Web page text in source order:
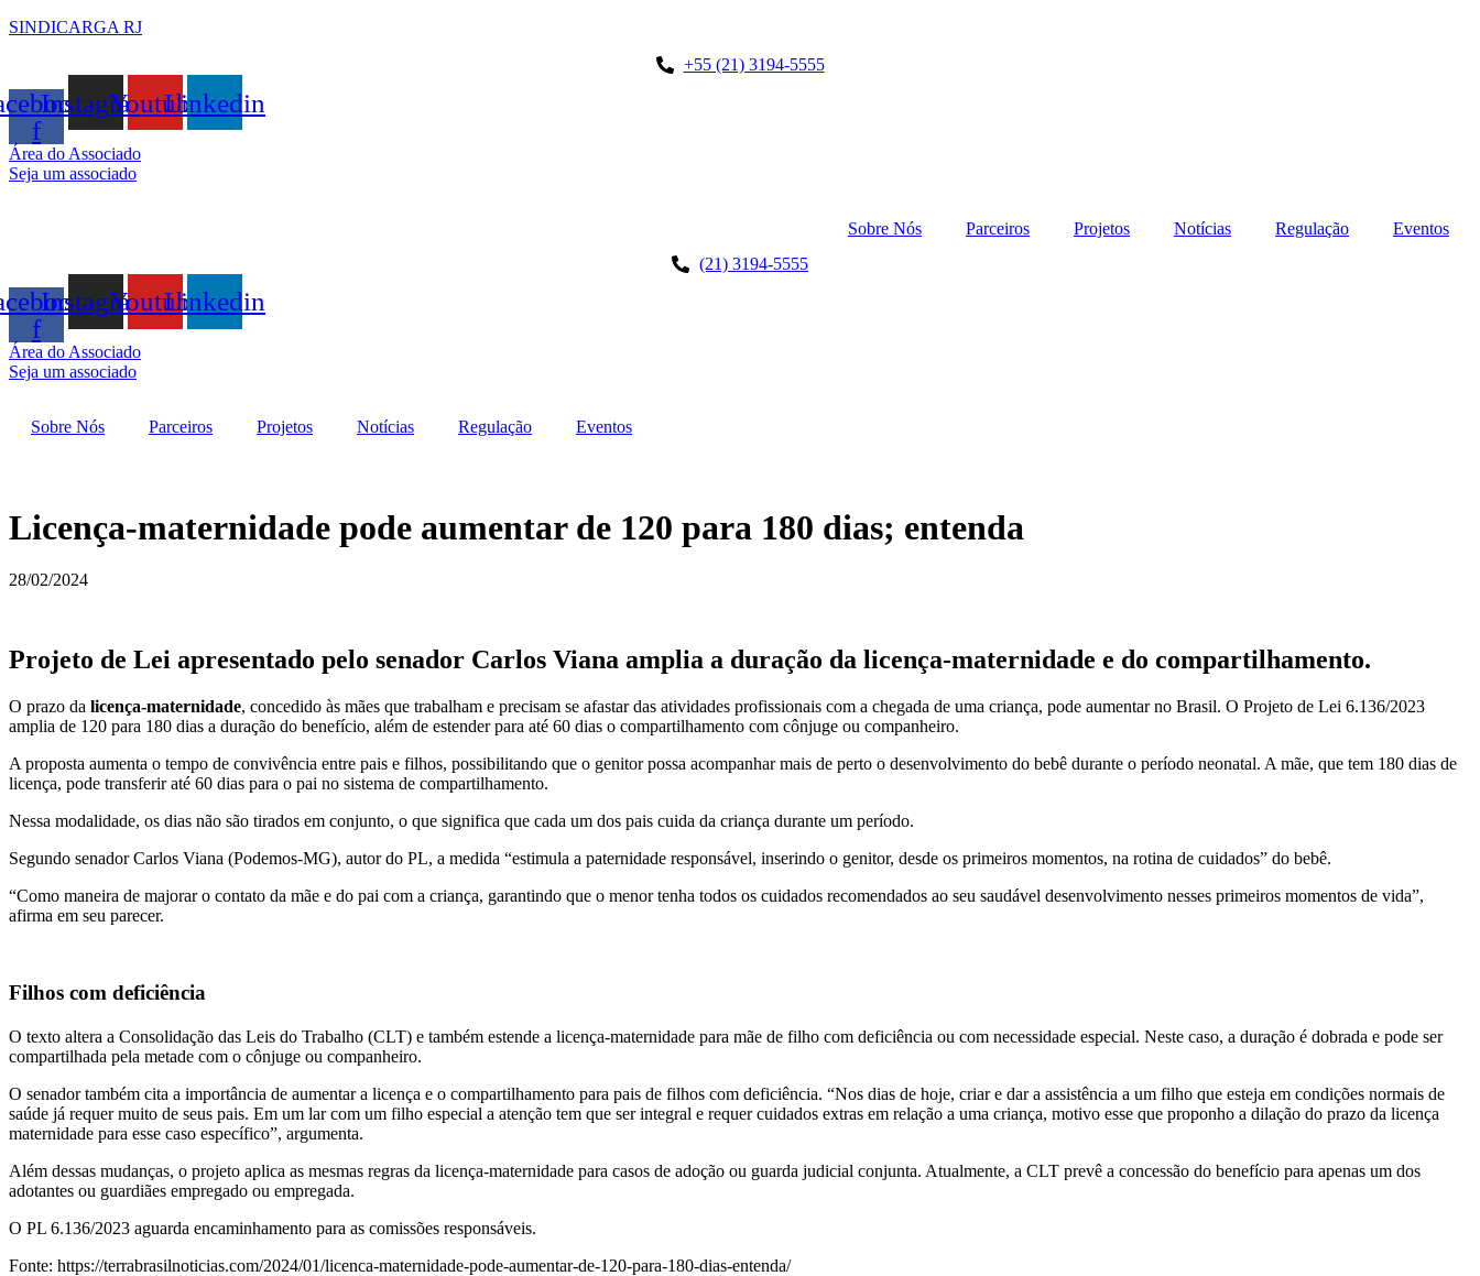
SINDICARGA RJ
+55 (21) 3194-5555
f
InstagramYoutubeLinkedin
Área do Associado
Seja um associado
Sobre Nós Parceiros Projetos Notícias Regulação
Eventos
(21) 3194-5555
f
InstagramYoutubeLinkedin
Área do Associado
Seja um associado
Sobre Nós Parceiros Projetos Notícias Regulação Eventos
Licença-maternidade pode aumentar de 120 para 180 dias; entenda
28/02/2024
Projeto de Lei apresentado pelo senador Carlos Viana amplia a duração da licença-maternidade e do compartilhamento.
O prazo da licença-maternidade, concedido às mães que trabalham e precisam se afastar das atividades profissionais com a chegada de uma criança, pode aumentar no Brasil. O Projeto de Lei 6.136/2023
amplia de 120 para 180 dias a duração do benefício, além de estender para até 60 dias o compartilhamento com cônjuge ou companheiro.
A proposta aumenta o tempo de convivência entre pais e filhos, possibilitando que o genitor possa acompanhar mais de perto o desenvolvimento do bebê durante o período neonatal. A mãe, que tem 180 dias de
licença, pode transferir até 60 dias para o pai no sistema de compartilhamento.
Nessa modalidade, os dias não são tirados em conjunto, o que significa que cada um dos pais cuida da criança durante um período.
Segundo senador Carlos Viana (Podemos-MG), autor do PL, a medida “estimula a paternidade responsável, inserindo o genitor, desde os primeiros momentos, na rotina de cuidados” do bebê.
“Como maneira de majorar o contato da mãe e do pai com a criança, garantindo que o menor tenha todos os cuidados recomendados ao seu saudável desenvolvimento nesses primeiros momentos de vida”,
afirma em seu parecer.
Filhos com deficiência
O texto altera a Consolidação das Leis do Trabalho (CLT) e também estende a licença-maternidade para mãe de filho com deficiência ou com necessidade especial. Neste caso, a duração é dobrada e pode ser
compartilhada pela metade com o cônjuge ou companheiro.
O senador também cita a importância de aumentar a licença e o compartilhamento para pais de filhos com deficiência. “Nos dias de hoje, criar e dar a assistência a um filho que esteja em condições normais de
saúde já requer muito de seus pais. Em um lar com um filho especial a atenção tem que ser integral e requer cuidados extras em relação a uma criança, motivo esse que proponho a dilação do prazo da licença
maternidade para esse caso específico”, argumenta.
Além dessas mudanças, o projeto aplica as mesmas regras da licença-maternidade para casos de adoção ou guarda judicial conjunta. Atualmente, a CLT prevê a concessão do benefício para apenas um dos
adotantes ou guardiães empregado ou empregada.
O PL 6.136/2023 aguarda encaminhamento para as comissões responsáveis.
Fonte: https://terrabrasilnoticias.com/2024/01/licenca-maternidade-pode-aumentar-de-120-para-180-dias-entenda/